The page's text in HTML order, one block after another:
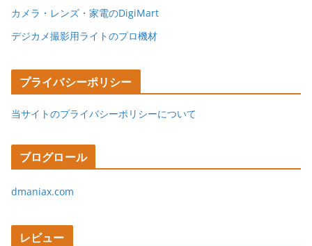
カメラ・レンズ・家電のDigiMart
デジカメ撮影用ライトのプロ機材
プライバシーポリシー
当サイトのプライバシーポリシーについて
ブログロール
dmaniax.com
レビュー